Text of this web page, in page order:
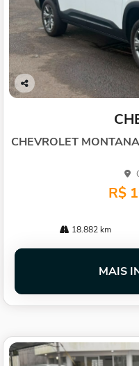
Co
CHEVROLET
R$
18.882 km
MAIS